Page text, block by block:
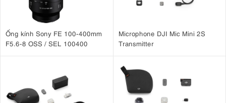
Ống kính Sony FE 100-400mm
F5.6-8 OSS / SEL 100400
Microphone DJI Mic Mini 2S
Transmitter